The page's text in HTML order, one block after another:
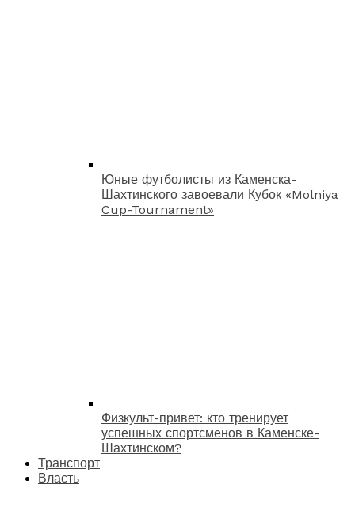
Юные футболисты из Каменска-
Шахтинского завоевали Кубок «Molniya
Cup-Tournament»
Физкульт-привет: кто тренирует
успешных спортсменов в Каменске-
Шахтинском?
Транспорт
Власть